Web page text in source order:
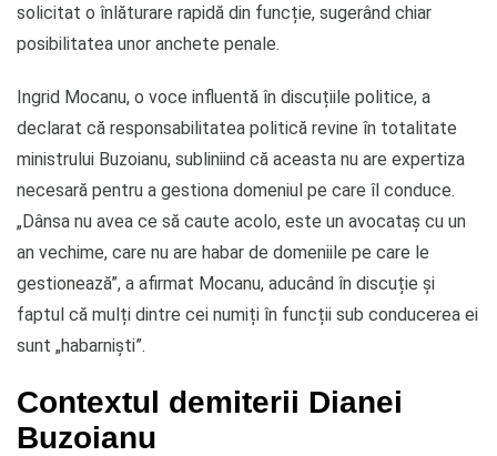
solicitat o înlăturare rapidă din funcție, sugerând chiar
posibilitatea unor anchete penale.
Ingrid Mocanu, o voce influentă în discuțiile politice, a
declarat că responsabilitatea politică revine în totalitate
ministrului Buzoianu, subliniind că aceasta nu are expertiza
necesară pentru a gestiona domeniul pe care îl conduce.
„Dânsa nu avea ce să caute acolo, este un avocataș cu un
an vechime, care nu are habar de domeniile pe care le
gestionează”, a afirmat Mocanu, aducând în discuție și
faptul că mulți dintre cei numiți în funcții sub conducerea ei
sunt „habarniști”.
Contextul demiterii Dianei
Buzoianu